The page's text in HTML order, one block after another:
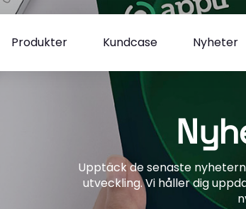
Produkter Kundcase Nyheter
Upptäck de senaste
utveckling. Vi håller dig